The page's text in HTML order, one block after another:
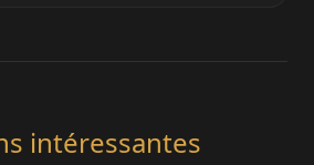
intéressantes